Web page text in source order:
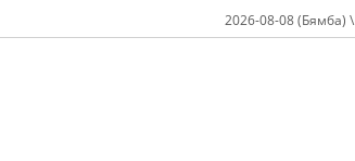
2026-08-08 (Бямба) \